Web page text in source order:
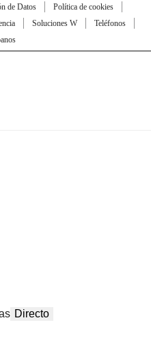
de Datos
Política de cookies
Soluciones W
Teléfonos
Directo